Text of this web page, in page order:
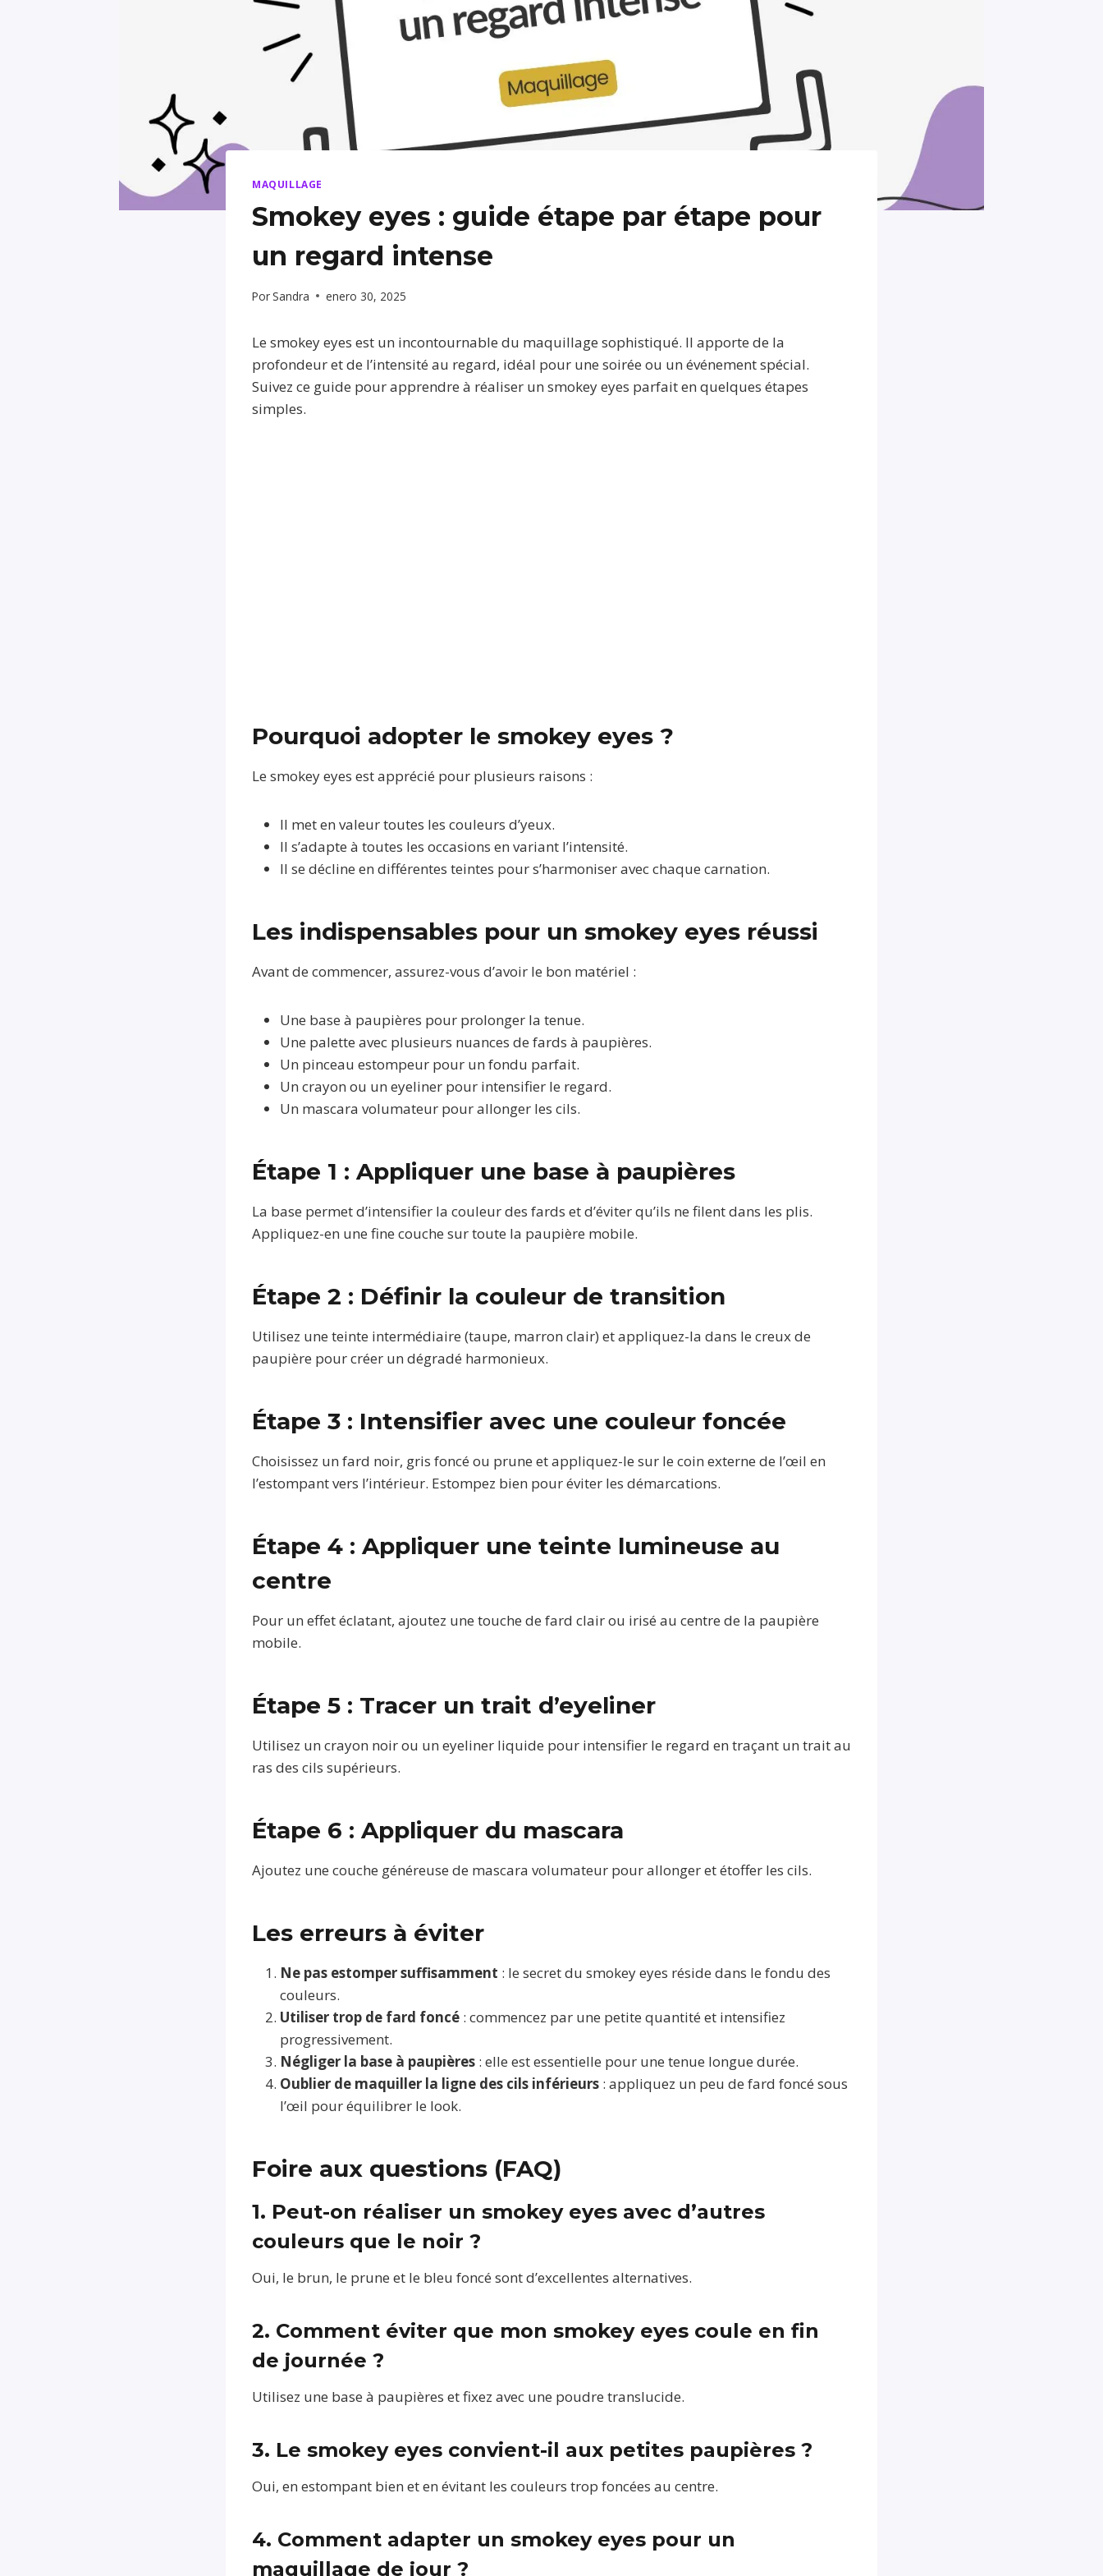
MAQUILLAGE
Smokey eyes : guide étape par étape pour
un regard intense
PorSandra enero 30, 2025
Le smokey eyes est un incontournable du maquillage sophistiqué. Il apporte de la
profondeur et de l’intensité au regard, idéal pour une soirée ou un événement spécial.
Suivez ce guide pour apprendre à réaliser un smokey eyes parfait en quelques étapes
simples.
Pourquoi adopter le smokey eyes ?
Le smokey eyes est apprécié pour plusieurs raisons :
Il met en valeur toutes les couleurs d’yeux.
Il s’adapte à toutes les occasions en variant l’intensité.
Il se décline en différentes teintes pour s’harmoniser avec chaque carnation.
Les indispensables pour un smokey eyes réussi
Avant de commencer, assurez-vous d’avoir le bon matériel :
Une base à paupières pour prolonger la tenue.
Une palette avec plusieurs nuances de fards à paupières.
Un pinceau estompeur pour un fondu parfait.
Un crayon ou un eyeliner pour intensifier le regard.
Un mascara volumateur pour allonger les cils.
Étape 1 : Appliquer une base à paupières
La base permet d’intensifier la couleur des fards et d’éviter qu’ils ne filent dans les plis.
Appliquez-en une fine couche sur toute la paupière mobile.
Étape 2 : Définir la couleur de transition
Utilisez une teinte intermédiaire (taupe, marron clair) et appliquez-la dans le creux de
paupière pour créer un dégradé harmonieux.
Étape 3 : Intensifier avec une couleur foncée
Choisissez un fard noir, gris foncé ou prune et appliquez-le sur le coin externe de l’œil en
l’estompant vers l’intérieur. Estompez bien pour éviter les démarcations.
Étape 4 : Appliquer une teinte lumineuse au
centre
Pour un effet éclatant, ajoutez une touche de fard clair ou irisé au centre de la paupière
mobile.
Étape 5 : Tracer un trait d’eyeliner
Utilisez un crayon noir ou un eyeliner liquide pour intensifier le regard en traçant un trait au
ras des cils supérieurs.
Étape 6 : Appliquer du mascara
Ajoutez une couche généreuse de mascara volumateur pour allonger et étoffer les cils.
Les erreurs à éviter
Ne pas estomper suffisamment : le secret du smokey eyes réside dans le fondu des
couleurs.
Utiliser trop de fard foncé : commencez par une petite quantité et intensifiez
progressivement.
Négliger la base à paupières : elle est essentielle pour une tenue longue durée.
Oublier de maquiller la ligne des cils inférieurs : appliquez un peu de fard foncé sous
l’œil pour équilibrer le look.
Foire aux questions (FAQ)
1. Peut-on réaliser un smokey eyes avec d’autres
couleurs que le noir ?
Oui, le brun, le prune et le bleu foncé sont d’excellentes alternatives.
2. Comment éviter que mon smokey eyes coule en fin
de journée ?
Utilisez une base à paupières et fixez avec une poudre translucide.
3. Le smokey eyes convient-il aux petites paupières ?
Oui, en estompant bien et en évitant les couleurs trop foncées au centre.
4. Comment adapter un smokey eyes pour un
maquillage de jour ?